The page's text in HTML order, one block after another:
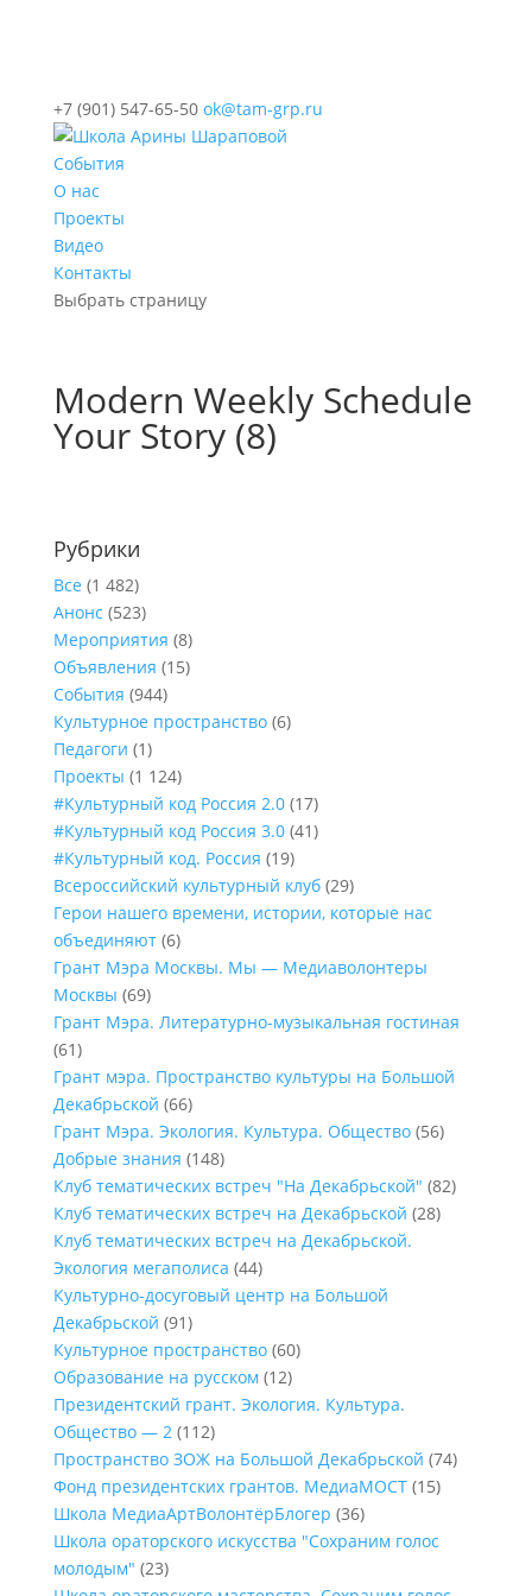
+7 (901) 547-65-50 ok@tam-grp.ru
События
О нас
Проекты
Видео
Контакты
Выбрать страницу
Modern Weekly Schedule
Your Story (8)
Рубрики
Все (1 482)
Анонс (523)
Мероприятия (8)
Объявления (15)
События (944)
Культурное пространство(6)
Педагоги (1)
Проекты (1 124)
#Культурный код Россия 2.0(17)
#Культурный код Россия 3.0(41)
#Культурный код. Россия (19)
Всероссийский культурный клуб(29)
Герои нашего времени, истории, которые нас
объединяют(6)
Грант Мэра Москвы. Мы — Медиаволонтеры
Москвы (69)
Грант Мэра. Литературно-музыкальная гостиная
(61)
Грант мэра. Пространство культуры на Большой
Декабрьской (66)
Грант Мэра. Экология. Культура. Общество(56)
Добрые знания (148)
Клуб тематических встреч "На Декабрьской" (82)
Клуб тематических встреч на Декабрьской (28)
Клуб тематических встреч на Декабрьской.
Экология мегаполиса (44)
Культурно-досуговый центр на Большой
Декабрьской (91)
Культурное пространство(60)
Образование на русском (12)
Президентский грант. Экология. Культура.
Общество — 2(112)
Пространство ЗОЖ на Большой Декабрьской (74)
Фонд президентских грантов. МедиаМОСТ(15)
Школа МедиаАртВолонтёрБлогер (36)
Школа ораторского искусства "Сохраним голос
молодым" (23)